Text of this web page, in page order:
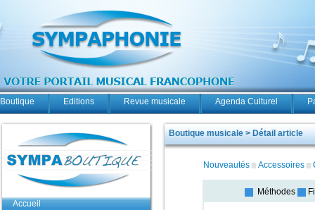
Boutique Editions Revue musicale Agenda Culturel
Accueil
Boutique musicale > Détail article
Nouveautés Accessoires
Méthodes